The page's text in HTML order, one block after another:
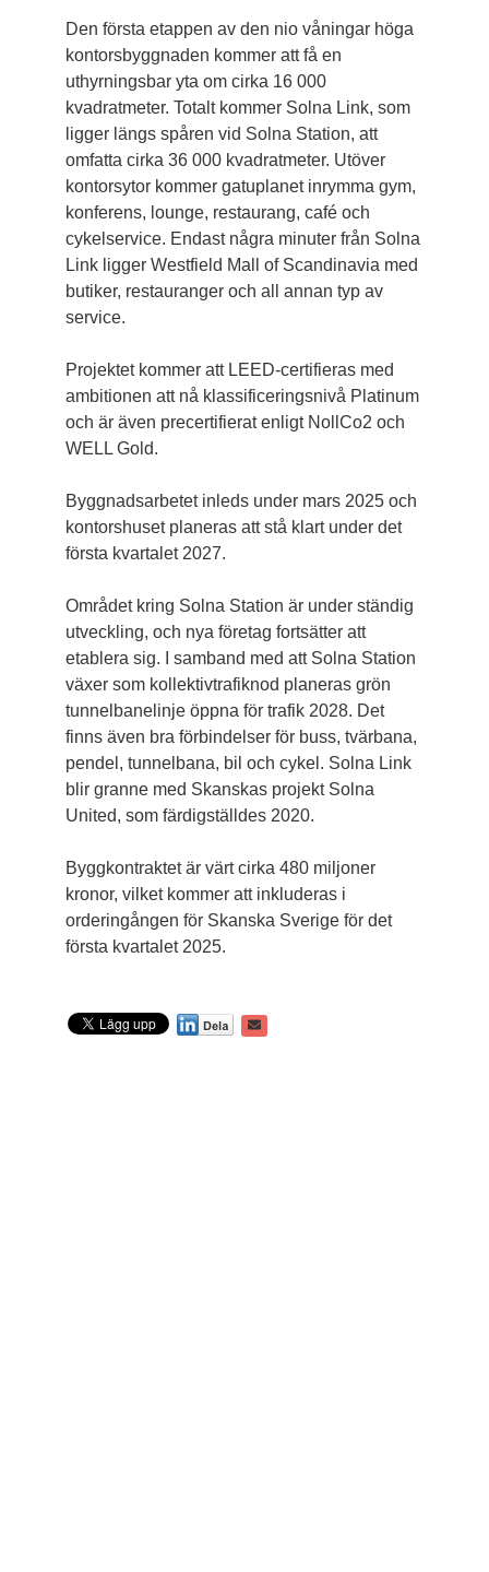
Den första etappen av den nio våningar höga
kontorsbyggnaden kommer att få en
uthyrningsbar yta om cirka 16 000
kvadratmeter. Totalt kommer Solna Link, som
ligger längs spåren vid Solna Station, att
omfatta cirka 36 000 kvadratmeter. Utöver
kontorsytor kommer gatuplanet inrymma gym,
konferens, lounge, restaurang, café och
cykelservice. Endast några minuter från Solna
Link ligger Westfield Mall of Scandinavia med
butiker, restauranger och all annan typ av
service.
Projektet kommer att LEED-certifieras med
ambitionen att nå klassificeringsnivå Platinum
och är även precertifierat enligt NollCo2 och
WELL Gold.
Byggnadsarbetet inleds under mars 2025 och
kontorshuset planeras att stå klart under det
första kvartalet 2027.
Området kring Solna Station är under ständig
utveckling, och nya företag fortsätter att
etablera sig. I samband med att Solna Station
växer som kollektivtrafiknod planeras grön
tunnelbanelinje öppna för trafik 2028. Det
finns även bra förbindelser för buss, tvärbana,
pendel, tunnelbana, bil och cykel. Solna Link
blir granne med Skanskas projekt Solna
United, som färdigställdes 2020.
Byggkontraktet är värt cirka 480 miljoner
kronor, vilket kommer att inkluderas i
orderingången för Skanska Sverige för det
första kvartalet 2025.